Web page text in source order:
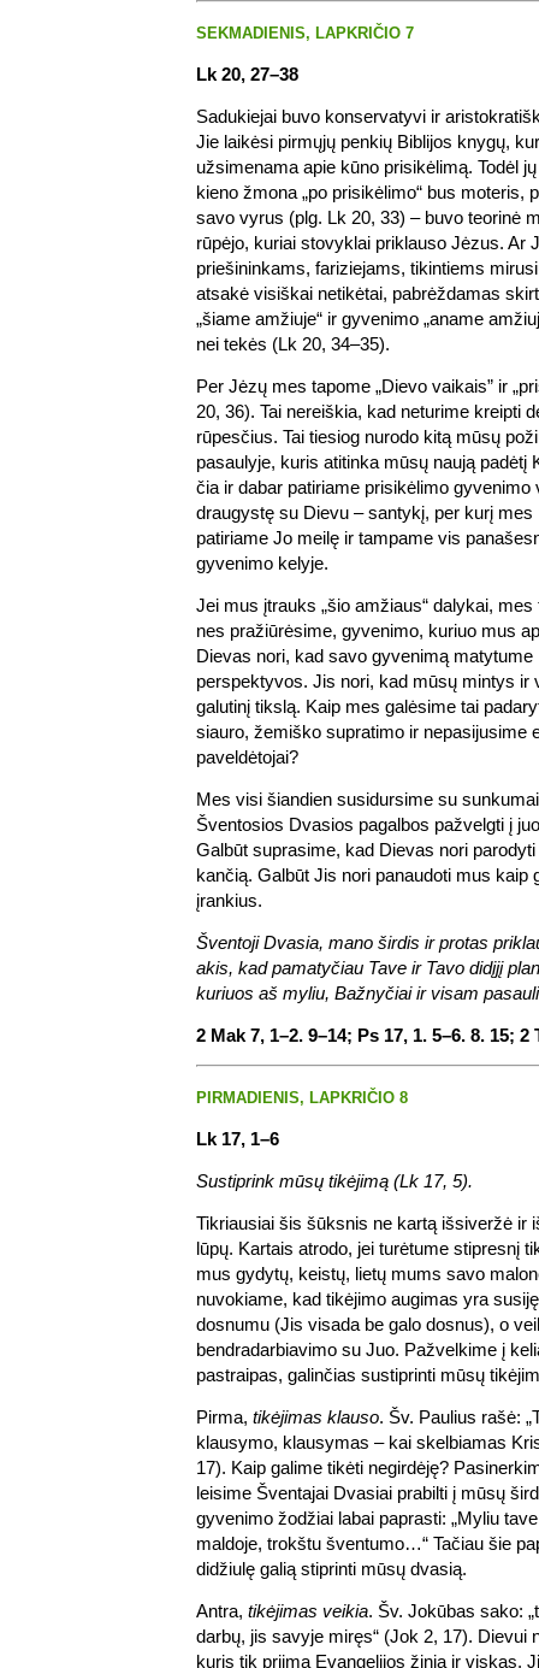
SEKMADIENIS, LAPKRIČIO 7
Lk 20, 27–38
Sadukiejai buvo konservatyvi ir
Jie laikėsi pirmųjų penkių Biblijos knygų,
užsimenama apie kūno prisikėlimą. Todėl
kieno žmona „po prisikėlimo“ bus moteris,
savo vyrus (plg. Lk 20, 33) – buvo teorinė
rūpėjo, kuriai stovyklai priklauso Jėzus. Ar
priešininkams, fariziejams, tikintiems
atsakė visiškai netikėtai, pabrėždamas
„šiame amžiuje“ ir gyvenimo „aname
nei tekės (Lk 20, 34–35).
Per Jėzų mes tapome „Dievo vaikais” ir
20, 36). Tai nereiškia, kad neturime kreipti
rūpesčius. Tai tiesiog nurodo kitą mūsų
pasaulyje, kuris atitinka mūsų naują padėtį
čia ir dabar patiriame prisikėlimo
draugystę su Dievu – santykį, per kurį
patiriame Jo meilę ir tampame vis
gyvenimo kelyje.
Jei mus įtrauks „šio amžiaus“ dalykai,
nes pražiūrėsime, gyvenimo, kuriuo mus
Dievas nori, kad savo gyvenimą
perspektyvos. Jis nori, kad mūsų mintys ir
galutinį tikslą. Kaip mes galėsime tai
siauro, žemiško supratimo ir nepasijusime
paveldėtojai?
Mes visi šiandien susidursime su
Šventosios Dvasios pagalbos pažvelgti į
Galbūt suprasime, kad Dievas nori
kančią. Galbūt Jis nori panaudoti mus kaip
įrankius.
Šventoji Dvasia, mano širdis ir protas
akis, kad pamatyčiau Tave ir Tavo didįjį
kuriuos aš myliu, Bažnyčiai ir visam
2 Mak 7, 1–2. 9–14; Ps 17, 1. 5–6. 8. 15; 2
PIRMADIENIS, LAPKRIČIO 8
Lk 17, 1–6
Sustiprink mūsų tikėjimą (Lk 17, 5).
Tikriausiai šis šūksnis ne kartą išsiveržė ir
lūpų. Kartais atrodo, jei turėtume stipresnį
mus gydytų, keistų, lietų mums savo
nuvokiame, kad tikėjimo augimas yra
dosnumu (Jis visada be galo dosnus), o
bendradarbiavimo su Juo. Pažvelkime į
pastraipas, galinčias sustiprinti mūsų
Pirma, tikėjimas klauso. Šv. Paulius rašė:
klausymo, klausymas – kai skelbiamas
17). Kaip galime tikėti negirdėję?
leisime Šventajai Dvasiai prabilti į mūsų
gyvenimo žodžiai labai paprasti: „Myliu
maldoje, trokštu šventumo…“ Tačiau šie
didžiulę galią stiprinti mūsų dvasią.
Antra, tikėjimas veikia. Šv. Jokūbas sako:
darbų, jis savyje miręs“ (Jok 2, 17). Dievui
kuris tik priima Evangelijos žinią ir viskas.